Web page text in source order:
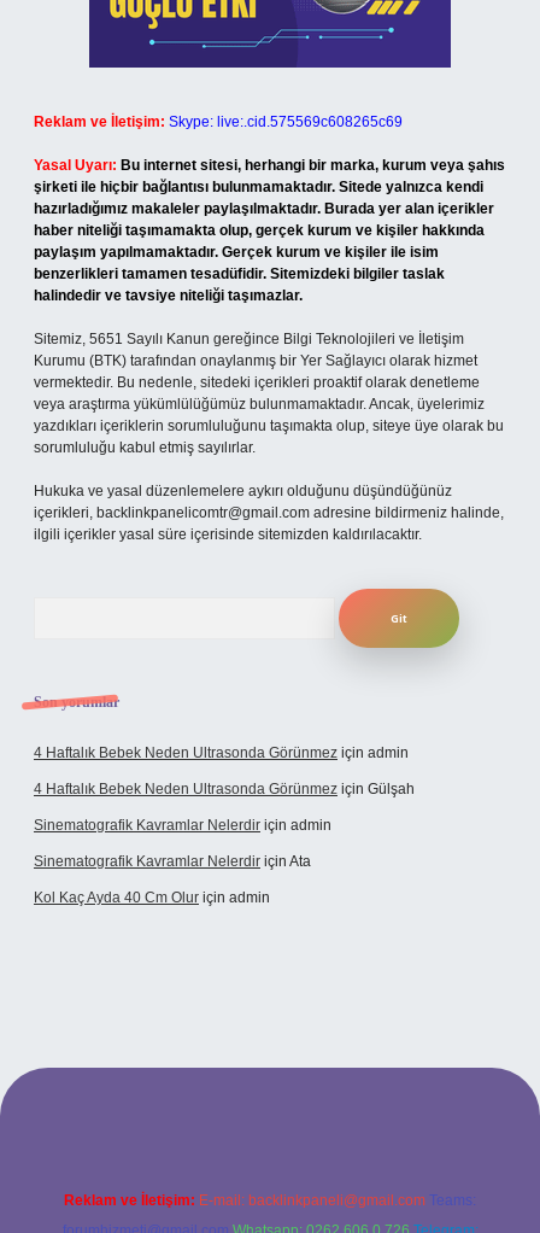
Reklam ve İletişim: Skype: live:.cid.575569c608265c69
Yasal Uyarı: Bu internet sitesi, herhangi bir marka, kurum veya şahıs
şirketi ile hiçbir bağlantısı bulunmamaktadır. Sitede yalnızca kendi
hazırladığımız makaleler paylaşılmaktadır. Burada yer alan içerikler
haber niteliği taşımamakta olup, gerçek kurum ve kişiler hakkında
paylaşım yapılmamaktadır. Gerçek kurum ve kişiler ile isim
benzerlikleri tamamen tesadüfidir. Sitemizdeki bilgiler taslak
halindedir ve tavsiye niteliği taşımazlar.
Sitemiz, 5651 Sayılı Kanun gereğince Bilgi Teknolojileri ve İletişim
Kurumu (BTK) tarafından onaylanmış bir Yer Sağlayıcı olarak hizmet
vermektedir. Bu nedenle, sitedeki içerikleri proaktif olarak denetleme
veya araştırma yükümlülüğümüz bulunmamaktadır. Ancak, üyelerimiz
yazdıkları içeriklerin sorumluluğunu taşımakta olup, siteye üye olarak bu
sorumluluğu kabul etmiş sayılırlar.
Hukuka ve yasal düzenlemelere aykırı olduğunu düşündüğünüz
içerikleri, backlinkpanelicomtr@gmail.com adresine bildirmeniz halinde,
ilgili içerikler yasal süre içerisinde sitemizden kaldırılacaktır.
Son yorumlar
4 Haftalık Bebek Neden Ultrasonda Görünmez için admin
4 Haftalık Bebek Neden Ultrasonda Görünmez için Gülşah
Sinematografik Kavramlar Nelerdir için admin
Sinematografik Kavramlar Nelerdir için Ata
Kol Kaç Ayda 40 Cm Olur için admin
Reklam ve İletişim: E-mail: backlinkpaneli@gmail.com Teams: